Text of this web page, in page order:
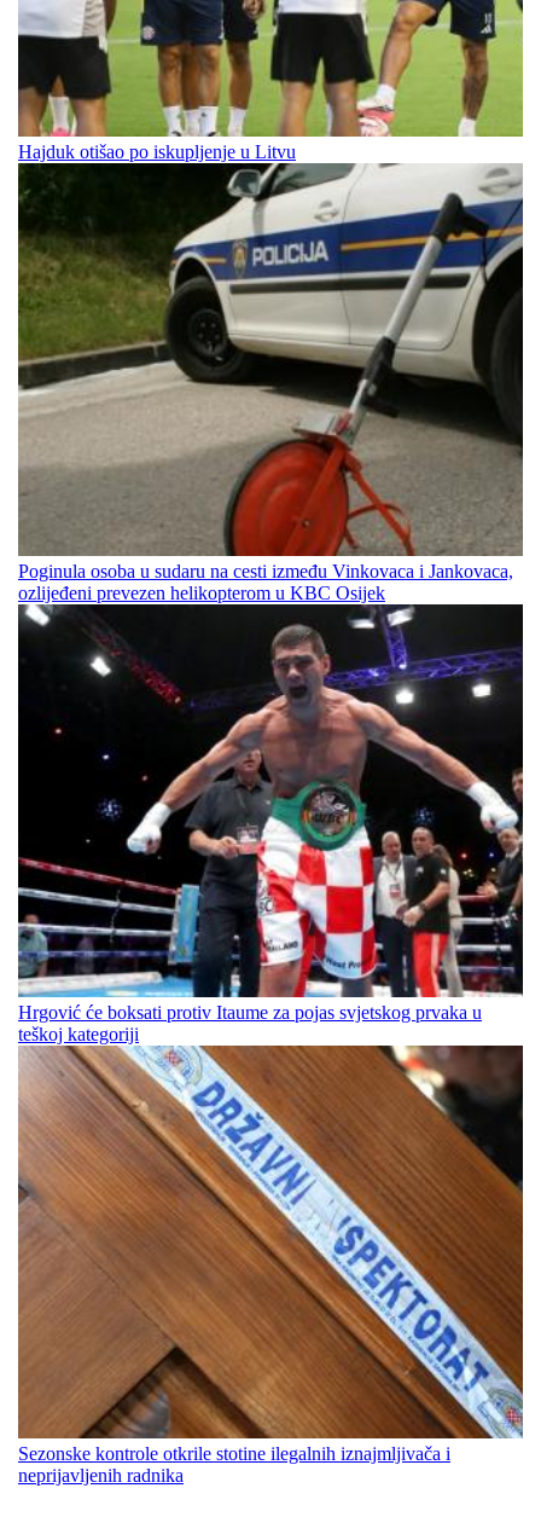
Hajduk otišao po iskupljenje u Litvu
Poginula osoba u sudaru na cesti između Vinkovaca i Jankovaca,
ozlijeđeni prevezen helikopterom u KBC Osijek
Hrgović će boksati protiv Itaume za pojas svjetskog prvaka u
teškoj kategoriji
Sezonske kontrole otkrile stotine ilegalnih iznajmljivača i
neprijavljenih radnika